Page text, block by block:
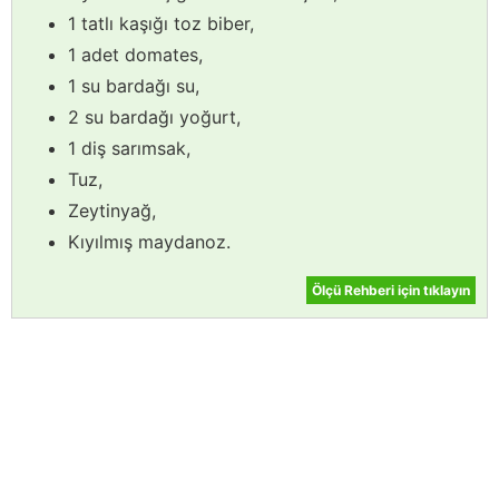
1 tatlı kaşığı toz biber,
1 adet domates,
1 su bardağı su,
2 su bardağı yoğurt,
1 diş sarımsak,
Tuz,
Zeytinyağ,
Kıyılmış maydanoz.
Ölçü Rehberi için tıklayın